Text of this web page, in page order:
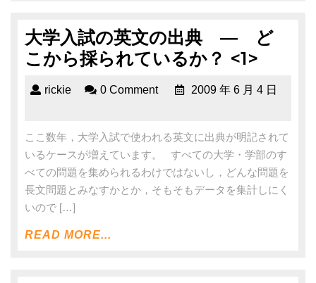
大学入試の英文の出典 ― ど
こから採られているか？ <1>
rickie 0 Comment 2009 年 6 月 4 日
ここ数年，大学入試で使われる英文に出典が明記されて
いるケースが増えています。 すべての大学・学部のす
べての問題を集められるわけではないし，どんな問題を
長文問題とみなすかとか，そもそもデータを集計しにく
いので […]
READ MORE...